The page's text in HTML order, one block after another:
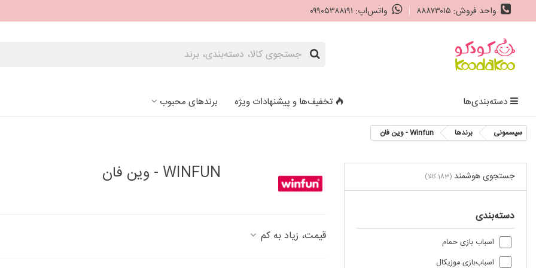
واحد فروش: ۸۸۸۷۳۰۱۵ واتس‌اپ: ۰۹۹۰۵۳۸۸۱۹۱
دسته‌بندی‌ها تخفیف‌ها و پیشنهادات ویژه برندهای محبوب
سیسمونی برندها Winfun - وین فان
جستجوی هوشمند (183 کالا)
دسته‌بندی
اسباب بازی حمام
اسباب‌بازی موزیکال
WINFUN - وین فان
قیمت، زیاد به کم